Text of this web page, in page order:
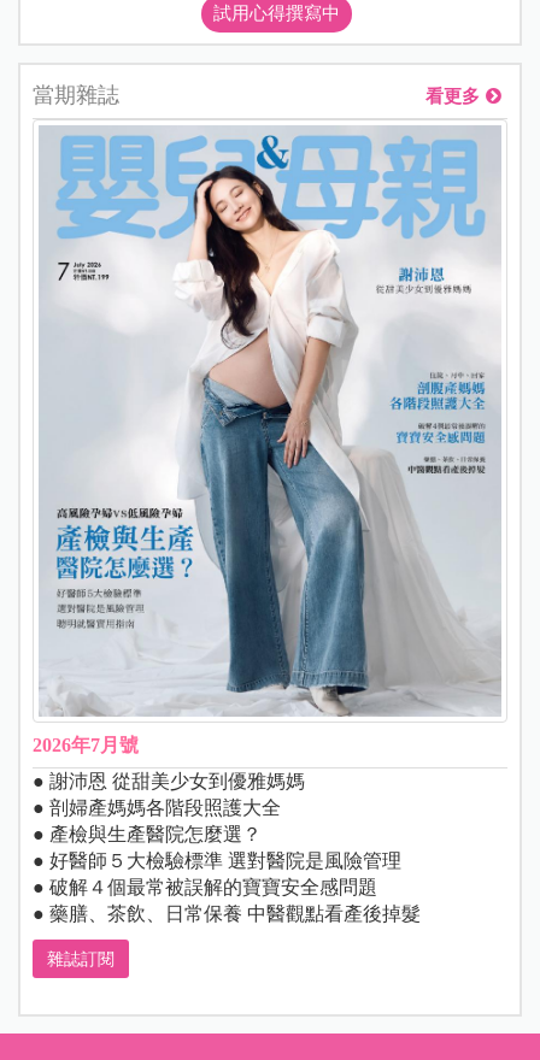
試用心得撰寫中
當期雜誌 看更多
2026年7月號
● 謝沛恩 從甜美少女到優雅媽媽
● 剖婦產媽媽各階段照護大全
● 產檢與生產醫院怎麼選？
● 好醫師５大檢驗標準 選對醫院是風險管理
● 破解４個最常被誤解的寶寶安全感問題
● 藥膳、茶飲、日常保養 中醫觀點看產後掉髮
雜誌訂閱